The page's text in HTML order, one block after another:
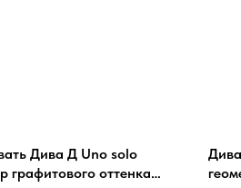
Дива Д Uno solo
графитового оттенка